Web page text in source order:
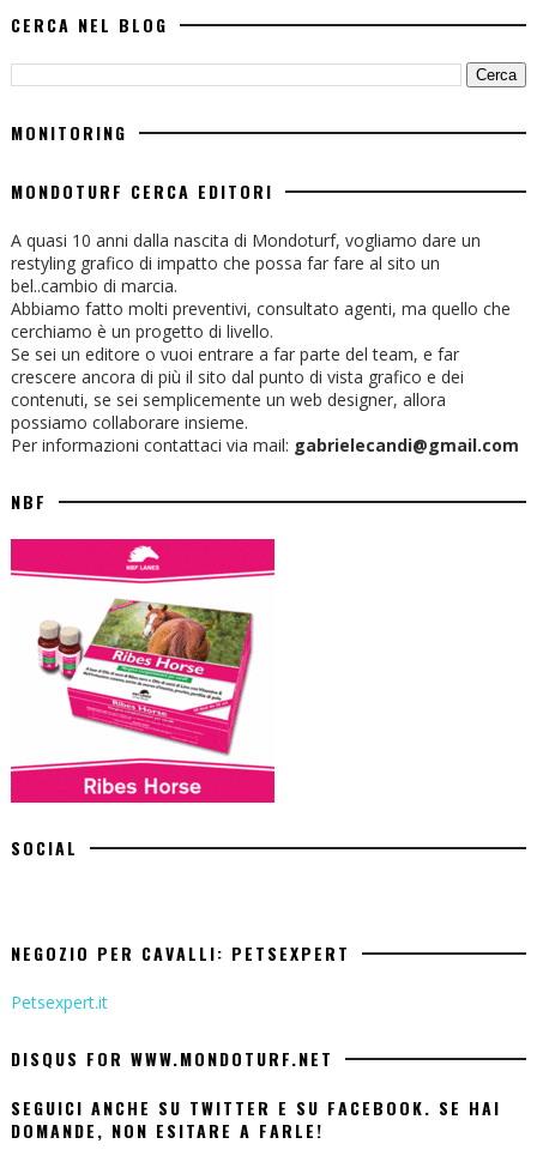
CERCA NEL BLOG
MONITORING
MONDOTURF CERCA EDITORI
A quasi 10 anni dalla nascita di Mondoturf, vogliamo dare un
restyling grafico di impatto che possa far fare al sito un
bel..cambio di marcia.
Abbiamo fatto molti preventivi, consultato agenti, ma quello che
cerchiamo è un progetto di livello.
Se sei un editore o vuoi entrare a far parte del team, e far
crescere ancora di più il sito dal punto di vista grafico e dei
contenuti, se sei semplicemente un web designer, allora
possiamo collaborare insieme.
Per informazioni contattaci via mail: gabrielecandi@gmail.com
NBF
SOCIAL
NEGOZIO PER CAVALLI: PETSEXPERT
Petsexpert.it
DISQUS FOR WWW.MONDOTURF.NET
SEGUICI ANCHE SU TWITTER E SU FACEBOOK. SE HAI
DOMANDE, NON ESITARE A FARLE!